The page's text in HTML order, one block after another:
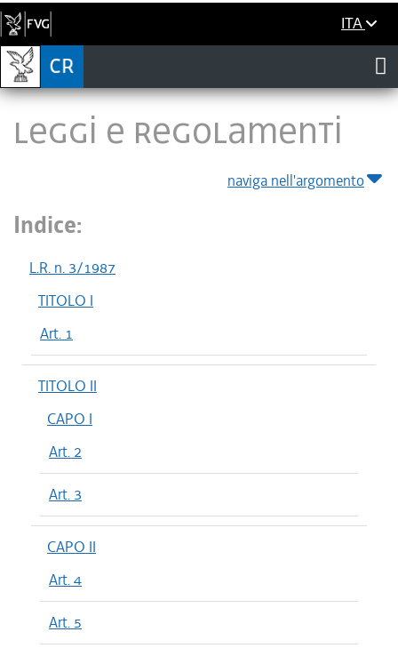
ITA
LEGGI E REGOLAMENTI
naviga nell'argomento
Indice:
L.R. n. 3/1987
TITOLO I
Art. 1
TITOLO II
CAPO I
Art. 2
Art. 3
CAPO II
Art. 4
Art. 5